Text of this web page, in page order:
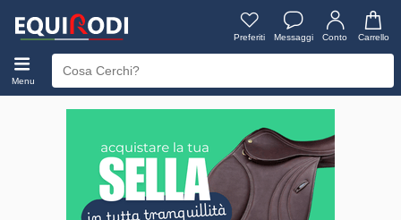
Preferiti Messaggi Conto Carrello
Menu